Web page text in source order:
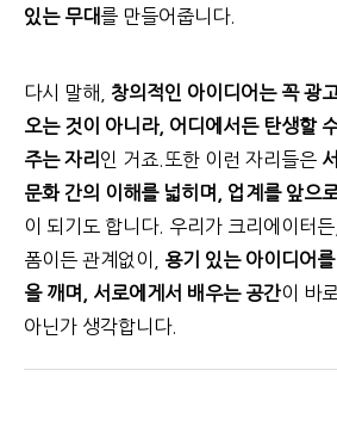
있는 무대를 만들어줍니다.
다시 말해, 창의적인 아이디어는 꼭 광
오는 것이 아니라, 어디에서든 탄생할
주는 자리 인 거죠.또한 이런 자리들은
문화 간의 이해를 넓히며, 업계를 앞으
이 되기도 합니다. 우리가 크리에이터
폼이든 관계없이, 용기 있는 아이디어
을 깨며, 서로에게서 배우는 공간이 바
아닌가 생각합니다.